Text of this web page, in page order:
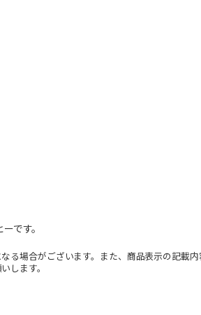
です。
場合がございます。また、商品表示の記載
します。